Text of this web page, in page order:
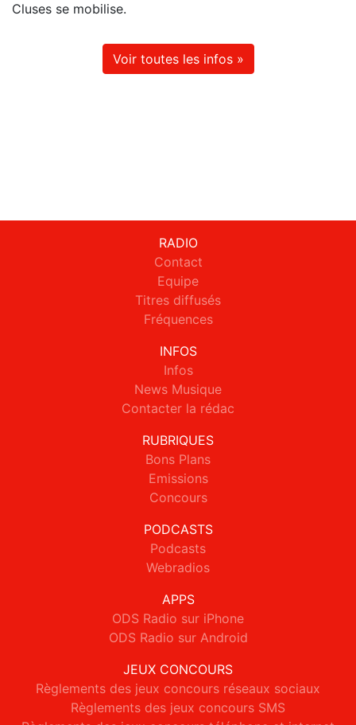
Cluses se mobilise.
Voir toutes les infos »
RADIO
Contact
Equipe
Titres diffusés
Fréquences
INFOS
Infos
News Musique
Contacter la rédac
RUBRIQUES
Bons Plans
Emissions
Concours
PODCASTS
Podcasts
Webradios
APPS
ODS Radio sur iPhone
ODS Radio sur Android
JEUX CONCOURS
Règlements des jeux concours réseaux sociaux
Règlements des jeux concours SMS